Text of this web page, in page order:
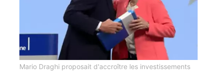
Mario Draghi proposait d'accroître les investissements